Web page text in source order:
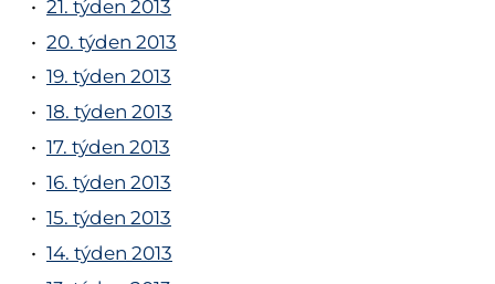
21. týden 2013
20. týden 2013
19. týden 2013
18. týden 2013
17. týden 2013
16. týden 2013
15. týden 2013
14. týden 2013